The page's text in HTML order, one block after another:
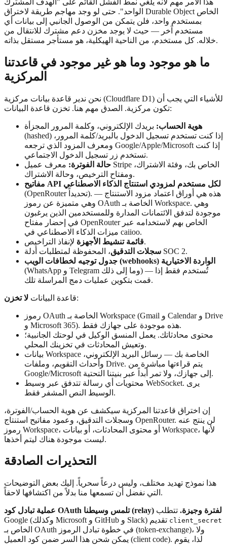
الواحد". حتى لو وجد مهاجم طريقة لاختراق Durable Object الخاص
بمستخدم واحد، فلن يتمكن من الوصول الجانبي إلى بيانات أي
مستخدم آخر — حيث لا يوجد مخزن دعم مشترك للانتقال من
خلاله. كل مستخدم، من الناحية الهيكلية، هو مستأجر مستقل بذاته.
ما هو موجود وما هو غير موجود في قاعدتنا
المركزية
نحن ندير قاعدة بيانات مركزية (Cloudflare D1) للأشياء التي يجب أن
تكون مركزية. الصدق مهم هنا. تخزن قاعدة البيانات:
هوية الحساب: بريدك الإلكتروني، وكلمة المرور المجزأة
(hashed) إذا كنت تستخدم تسجيل الدخول بالبريد/كلمة المرور،
ومعرف المزود الذي ترجعه Google/Apple/Microsoft إذا كنت
تستخدم زر تسجيل الدخول الاجتماعي.
حالة الفوترة: معرف عميل Stripe الخاص بك، وفئة الاشتراك،
ومفتاح الترخيص، وحالة الاشتراك.
مفاتيح API لكل مستخدم لمزودي استنتاج الذكاء الاصطناعي
(OpenRouter تحديداً). هذه هي أوراق اعتماد مزود الاستنتاج —
وهي متميزة عن رموز OAuth الخاصة بـ Workspace. وهي
موجودة لتدفق الائتمانات المدارة وللمستخدمين الذين يرغبون
في إحضار مفتاح OpenRouter الخاص بهم لاستخدامه عبر
ميزات الذكاء الاصطناعي في caiioo.
قائمة تنشيط الأجهزةلإنفاذ التراخيص.
سجلات التدقيق ، المحفوظة لمتطلبات أدلة SOC 2.
جدول توجيه لخطافات الويب (webhooks) الواردة الاختيارية
(WhatsApp و Telegram وما إلى ذلك) — تُستخدم فقط إذا
قمت بتكوين عمليات دمج المراسلة تلك.
قاعدة البيانات لا تخزن :
رموز OAuth الخاصة بـ Workspace (Gmail و Calendar و Drive
و Microsoft 365). هذه موجودة على جهازك فقط.
محتوى محادثاتك. يعمل المنسق الوكيل في لوحتك الجانبية؛
وتعيش المحادثات في تخزينك المحلي.
بيانات Workspace الخاصة بك — رسائل البريد الإلكتروني،
وأحداث التقويم، وملفات Drive. يتم قراءتها مباشرة من
Google/Microsoft إلى جهازك، ولا تمر أبداً عبر بنيتنا التحتية.
محتويات أي رسالة تتدفق عبر وسيط WebSocket. يرى
الوسيط النص المشفر فقط.
إن اختراق قاعدتنا المركزية سيكشف عن هوية الحساب/الفوترة،
وسجلات التدقيق، وعمود مفاتيح استنتاج OpenRouter. لن ينتج عنه
رموز Workspace، أو محتوى المحادثات، أو بيانات Workspace، لأنها
ليست موجودة هناك ليتم أخذها.
التحذيرات الصادقة
هذا نموذج تهديد مختلف، وليس درعاً سحرياً. إليك بعض التوضيحات
التي نفضل أن تسمعها منا بدلاً من اكتشافها لاحقاً.
عملية تبادل كود OAuth تلمس وسيطنا (relay) لفترة وجيزة. تتطلب
client_secret
الخاص بـ OAuth في خطوة تبادل الرموز (token-exchange)، ولا
يمكن شحن هذا السر ضمن كود العميل (client code). لذا، يقوم